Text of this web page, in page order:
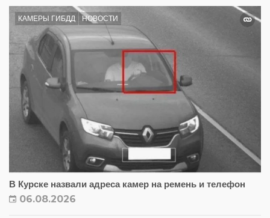
КАМЕРЫ ГИБДД НОВОСТИ
В Курске назвали адреса камер на ремень и телефон
06.08.2026